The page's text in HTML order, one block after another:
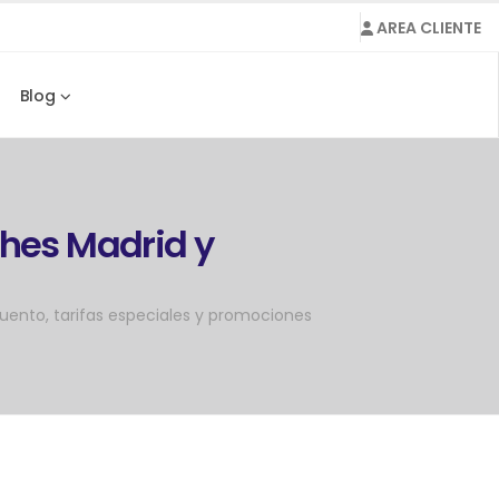
AREA CLIENTE
Blog
Madrid y
tarifas especiales y promociones